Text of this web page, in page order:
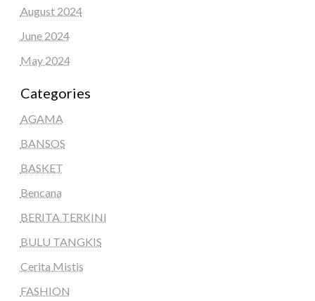
August 2024
June 2024
May 2024
Categories
AGAMA
BANSOS
BASKET
Bencana
BERITA TERKINI
BULU TANGKIS
Cerita Mistis
FASHION